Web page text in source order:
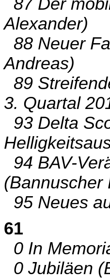
Alexander)
88 Neuer
Andreas)
89
3. Quartal
93 Delta
94 BAV-
(Bannuscher
95 Neues
61
0 In
0 Jubiläen